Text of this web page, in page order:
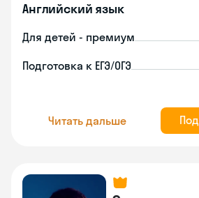
Английский язык
Для детей - премиум
Подготовка к ЕГЭ/ОГЭ
Читать дальше